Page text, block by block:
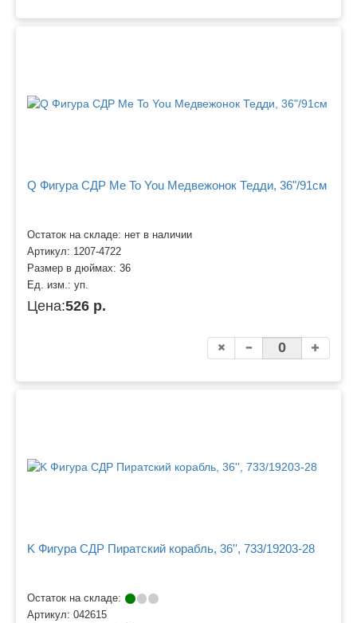
Q Фигура СДР Me To You Медвежонок Тедди, 36"/91см
Остаток на складе: нет в наличии
Артикул: 1207-4722
Размер в дюймах: 36
Ед. изм.: уп.
Цена:526 р.
K Фигура СДР Пиратский корабль, 36'', 733/19203-28
Остаток на складе:
Артикул: 042615